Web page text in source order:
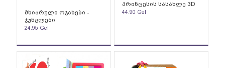
მხიარული ოჯახები -
ჯუნგლები
24.95 Gel
პრინცესის სასახლე 3D
44.90 Gel